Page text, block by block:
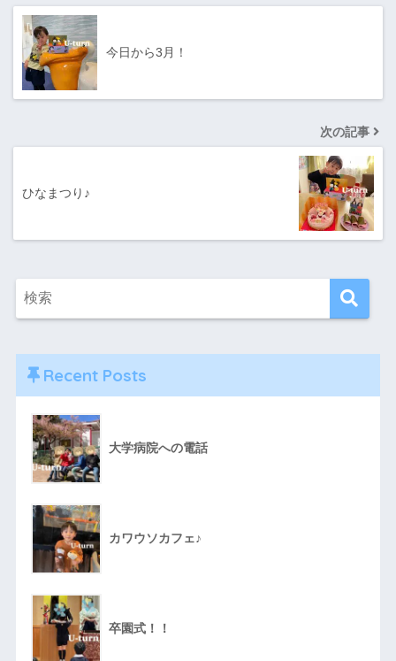
今日から3月！
次の記事
ひなまつり♪
Recent Posts
大学病院への電話
カワウソカフェ♪
卒園式！！